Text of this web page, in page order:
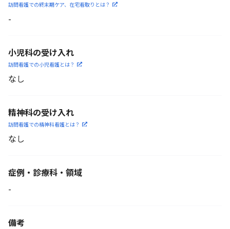
訪問看護での終末期ケア、 在宅看取りとは？
-
小児科の受け入れ
訪問看護での小児看護とは？
なし
精神科の受け入れ
訪問看護での精神科看護とは？
なし
症例・診療科・ 領域
-
備考